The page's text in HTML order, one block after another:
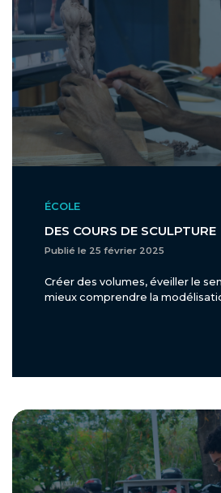
ÉCOLE
DES COURS DE SCULPTURE
Publié le 25 février 2025
Créer des volumes, éveiller le
mieux comprendre la